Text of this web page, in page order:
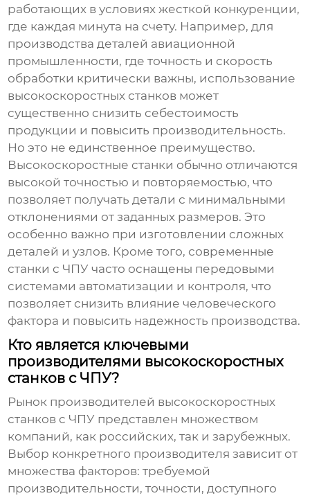
работающих в условиях жесткой конкуренции,
где каждая минута на счету. Например, для
производства деталей авиационной
промышленности, где точность и скорость
обработки критически важны, использование
высокоскоростных станков может
существенно снизить себестоимость
продукции и повысить производительность.
Но это не единственное преимущество.
Высокоскоростные станки обычно отличаются
высокой точностью и повторяемостью, что
позволяет получать детали с минимальными
отклонениями от заданных размеров. Это
особенно важно при изготовлении сложных
деталей и узлов. Кроме того, современные
станки с ЧПУ часто оснащены передовыми
системами автоматизации и контроля, что
позволяет снизить влияние человеческого
фактора и повысить надежность производства.
Кто является ключевыми
производителями высокоскоростных
станков с ЧПУ?
Рынок производителей высокоскоростных
станков с ЧПУ представлен множеством
компаний, как российских, так и зарубежных.
Выбор конкретного производителя зависит от
множества факторов: требуемой
производительности, точности, доступного